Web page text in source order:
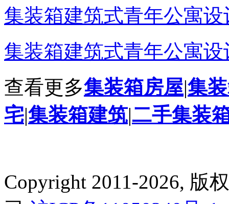
集装箱建筑式青年公寓设
集装箱建筑式青年公寓设
查看更多集装箱房屋|集
宅|集装箱建筑|二手集装
Copyright 2011-2026, 版